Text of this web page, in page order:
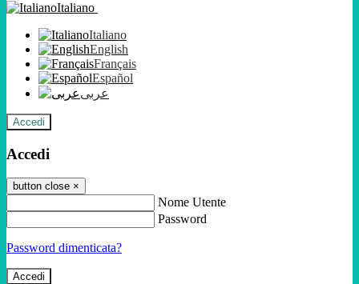
Italiano
Italiano
English
Français
Español
عربى
Accedi
Accedi
button close ×
Nome Utente
Password
Password dimenticata?